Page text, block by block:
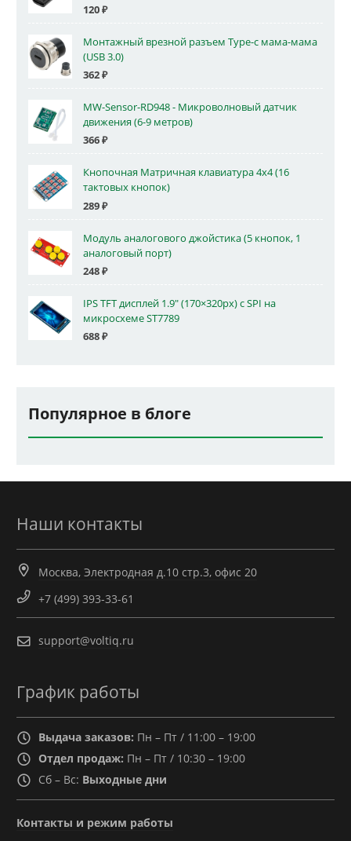
120₽
Монтажный врезной разъем Type-c мама-мама
(USB 3.0)
362₽
MW-Sensor-RD948 - Микроволновый датчик
движения (6-9 метров)
366₽
Кнопочная Матричная клавиатура 4x4 (16
тактовых кнопок)
289₽
Модуль аналогового джойстика (5 кнопок, 1
аналоговый порт)
248₽
IPS TFT дисплей 1.9" (170×320px) с SPI на
микросхеме ST7789
688₽
Популярное в блоге
Наши контакты
Москва, Электродная д.10 стр.3, офис 20
+7 (499) 393-33-61
support@voltiq.ru
График работы
Выдача заказов: Пн – Пт / 11:00 – 19:00
Отдел продаж: Пн – Пт / 10:30 – 19:00
Сб – Вс: Выходные дни
Контакты и режим работы